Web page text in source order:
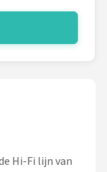
Hi-Fi lijn van